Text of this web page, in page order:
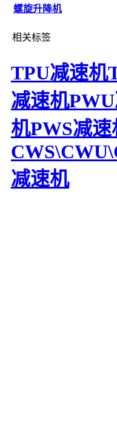
螺旋升降机
相关标签
TPU减速机
减速机
机PWS减速
减速机